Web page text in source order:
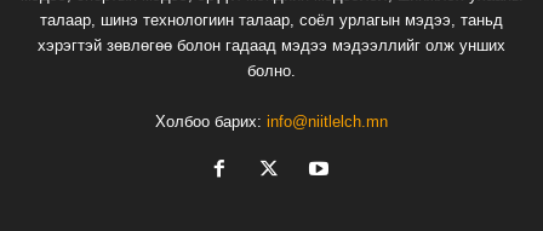
талаар, шинэ технологиин талаар, соёл урлагын мэдээ, таньд
хэрэгтэй зөвлөгөө болон гадаад мэдээ мэдээллийг олж унших
болно.
Холбоо барих: info@niitlelch.mn